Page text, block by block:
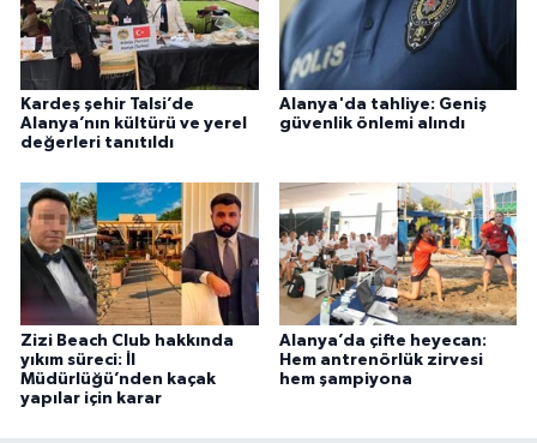
Kardeş şehir Talsi’de
Alanya’nın kültürü ve yerel
değerleri tanıtıldı
Alanya'da tahliye: Geniş
güvenlik önlemi alındı
Zizi Beach Club hakkında
yıkım süreci: İl
Müdürlüğü’nden kaçak
yapılar için karar
Alanya’da çifte heyecan:
Hem antrenörlük zirvesi
hem şampiyona